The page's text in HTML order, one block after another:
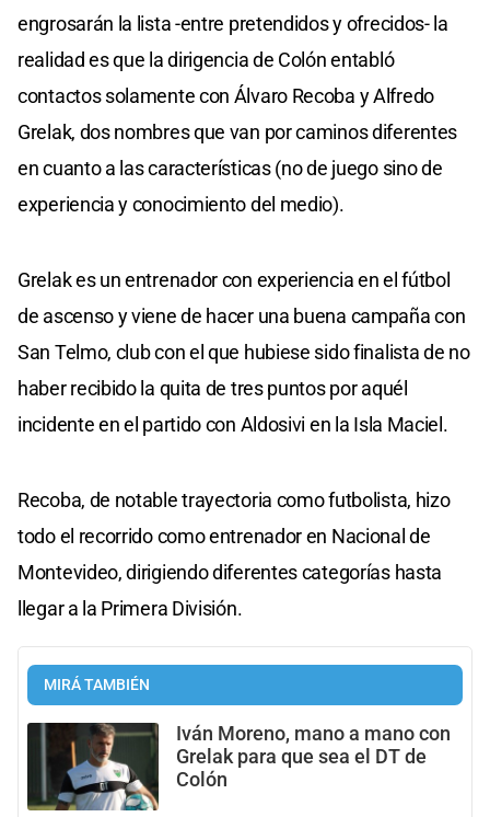
engrosarán la lista -entre pretendidos y ofrecidos- la
realidad es que la dirigencia de Colón entabló
contactos solamente con Álvaro Recoba y Alfredo
Grelak, dos nombres que van por caminos diferentes
en cuanto a las características (no de juego sino de
experiencia y conocimiento del medio).
Grelak es un entrenador con experiencia en el fútbol
de ascenso y viene de hacer una buena campaña con
San Telmo, club con el que hubiese sido finalista de no
haber recibido la quita de tres puntos por aquél
incidente en el partido con Aldosivi en la Isla Maciel.
Recoba, de notable trayectoria como futbolista, hizo
todo el recorrido como entrenador en Nacional de
Montevideo, dirigiendo diferentes categorías hasta
llegar a la Primera División.
MIRÁ TAMBIÉN
Iván Moreno, mano a mano con
Grelak para que sea el DT de
Colón